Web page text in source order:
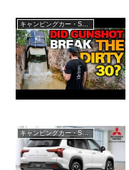
キャンピングカー・SUV人気車種